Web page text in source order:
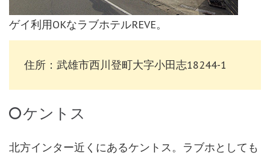
ゲイ利用OKなラブホテルREVE。
住所：武雄市西川登町大字小田志18244-1
ケントス
北方インター近くにあるケントス。ラブホとしても